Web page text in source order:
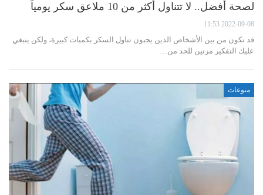
لصحة أفضل.. لا تتناول أكثر من 10 ملاعق سكر يومياً
2022-09-08 11:53
قد تكون من بين الأشخاص الذين يحبون تناول السكر بكميات كبيرة، ولكن ينبغي
عليك التفكير مرتين للحد من…
منوعات